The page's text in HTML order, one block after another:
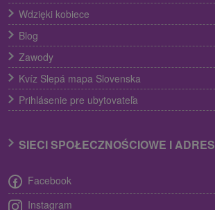
Wdzięki kobiece
Blog
Zawody
Kvíz Slepá mapa Slovenska
Prihlásenie pre ubytovateľa
SIECI SPOŁECZNOŚCIOWE I ADRES
Facebook
Instagram